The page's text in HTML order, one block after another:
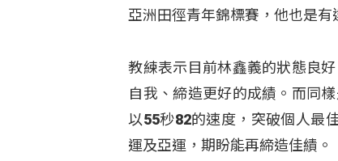
亞洲田徑青年錦標賽，他也是有
教練表示目前林鑫義的狀態良
自我、締造更好的成績。而同
以55秒82的速度，突破個人最
運及亞運，期盼能再締造佳績。